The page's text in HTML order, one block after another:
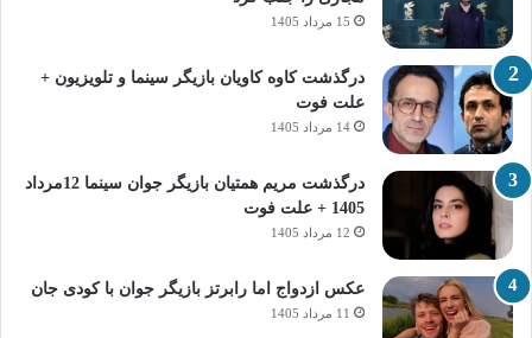
15 مرداد 1405
درگذشت کاوه کاویان بازیگر سینما و تلویزیون +
علت فوت
14 مرداد 1405
درگذشت مریم همتیان بازیگر جوان سینما 12مرداد
1405 + علت فوت
12 مرداد 1405
عکس ازدواج اما رابرتز بازیگر جوان با کودی جان
11 مرداد 1405